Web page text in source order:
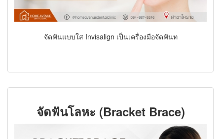
จัดฟันแบบใส Invisalign เป็นเครื่องมือจัดฟันท
จัดฟันโลหะ (Bracket Brace)